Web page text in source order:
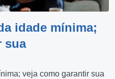
idade mínima;
sua
veja como garantir sua